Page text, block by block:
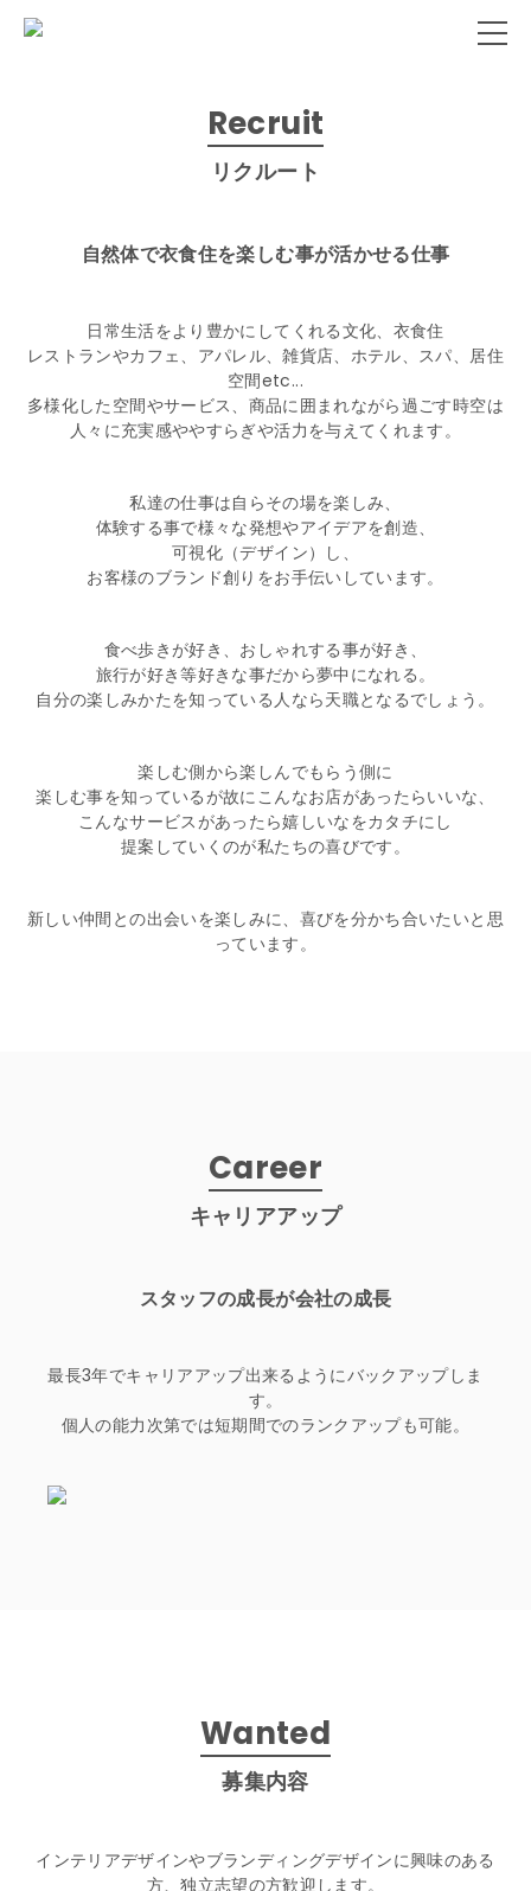
Recruit
リクルート
自然体で衣食住を楽しむ事が活かせる仕事
日常生活をより豊かにしてくれる文化、衣食住
レストランやカフェ、アパレル、雑貨店、ホテル、スパ、居住
空間etc...
多様化した空間やサービス、商品に囲まれながら過ごす時空は
人々に充実感ややすらぎや活力を与えてくれます。
私達の仕事は自らその場を楽しみ、
体験する事で様々な発想やアイデアを創造、
可視化（デザイン）し、
お客様のブランド創りをお手伝いしています。
食べ歩きが好き、おしゃれする事が好き、
旅行が好き等好きな事だから夢中になれる。
自分の楽しみかたを知っている人なら天職となるでしょう。
楽しむ側から楽しんでもらう側に
楽しむ事を知っているが故にこんなお店があったらいいな、
こんなサービスがあったら嬉しいなをカタチにし
提案していくのが私たちの喜びです。
新しい仲間との出会いを楽しみに、喜びを分かち合いたいと思
っています。
Career
キャリアアップ
スタッフの成長が会社の成長
最長3年でキャリアアップ出来るようにバックアップしま
す。
個人の能力次第では短期間でのランクアップも可能。
Wanted
募集内容
インテリアデザインやブランディングデザインに興味のある
方、独立志望の方歓迎します。